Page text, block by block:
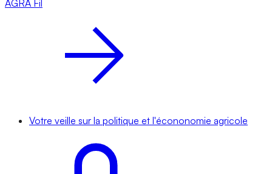
AGRA Fil
Votre veille sur la politique et l'écononomie agricole